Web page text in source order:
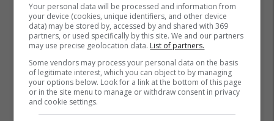
Your personal data will be processed and information from
your device (cookies, unique identifiers, and other device
data) may be stored by, accessed by and shared with 369
partners, or used specifically by this site. We and our partners
may use precise geolocation data. List of partners.
Some vendors may process your personal data on the basis
of legitimate interest, which you can object to by managing
your options below. Look for a link at the bottom of this page
or in the site menu to manage or withdraw consent in privacy
and cookie settings.